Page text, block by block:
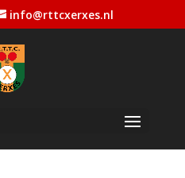
info@rttcxerxes.nl